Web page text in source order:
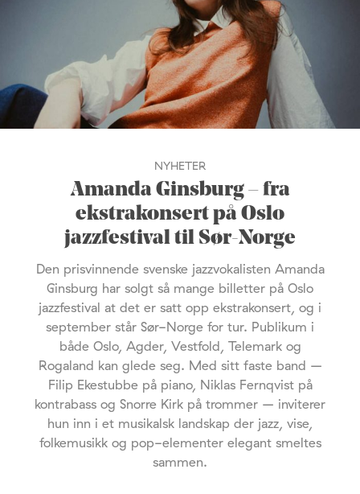
NYHETER
Amanda Ginsburg – fra
ekstrakonsert på Oslo
jazzfestival til Sør-Norge
Den prisvinnende svenske jazzvokalisten Amanda
Ginsburg har solgt så mange billetter på Oslo
jazzfestival at det er satt opp ekstrakonsert, og i
september står Sør-Norge for tur. Publikum i
både Oslo, Agder, Vestfold, Telemark og
Rogaland kan glede seg. Med sitt faste band –
Filip Ekestubbe på piano, Niklas Fernqvist på
kontrabass og Snorre Kirk på trommer – inviterer
hun inn i et musikalsk landskap der jazz, vise,
folkemusikk og pop-elementer elegant smeltes
sammen.